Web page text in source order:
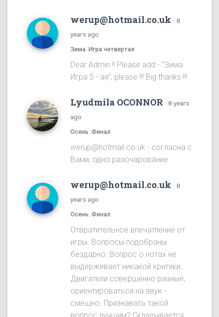
werup@hotmail.co.uk · 8
years ago
Зима. Игра четвертая
Dear Admin !! Please add - "Зима.
Игра 5 - ая", please !!! Big thanks !!!
Lyudmila OCONNOR · 8 years
ago
Осень. Финал
werup@hotmail.co.uk - согласна с
Вами, одно разочарование.
werup@hotmail.co.uk · 8
years ago
Осень. Финал
Отвратительное впечатление от
игры. Вопросы подобраны
бездарно. Вопрос о нотах не
выдерживает никакой критики.
Двигатели совершенно разные,
ориентироваться на звук -
смешно. Признавать такой